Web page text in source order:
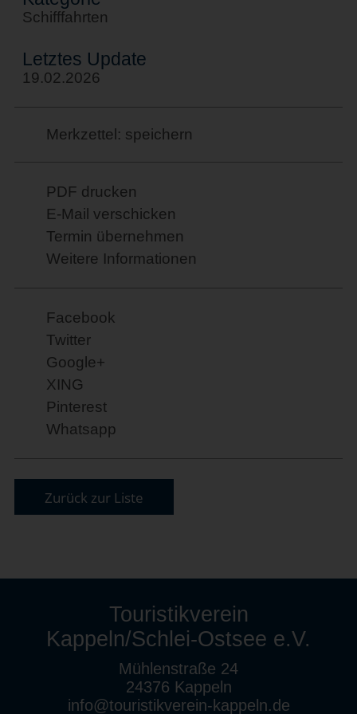
Schifffahrten
Letztes Update
19.02.2026
Merkzettel: speichern
PDF drucken
E-Mail verschicken
Termin übernehmen
Weitere Informationen
Facebook
Twitter
Google+
XING
Pinterest
Whatsapp
Zurück zur Liste
Touristikverein
Kappeln/Schlei-Ostsee e.V.
Mühlenstraße 24
24376 Kappeln
info@touristikverein-kappeln.de